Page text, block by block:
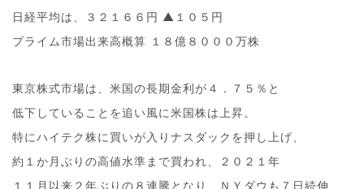
日経平均は、３２１６６円 ▲１０５円
プライム市場出来高概算 １８億８０００万株
東京株式市場は、米国の長期金利が４．７５％と
低下していることを追い風に米国株は上昇。
特にハイテク株に買いが入りナスダックを押し上げ、
約１か月ぶりの高値水準まで買われ、２０２１年
１１月以来２年ぶりの８連騰となり、ＮＹダウも７日続伸